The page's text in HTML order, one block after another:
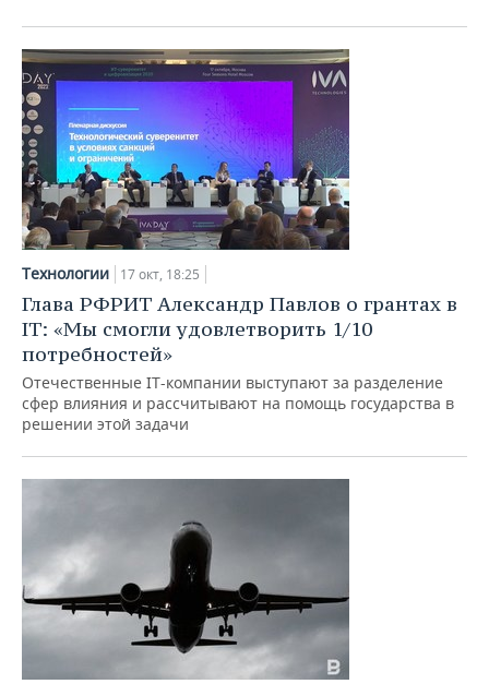
Технологии 17 окт, 18:25
Глава РФРИТ Александр Павлов о грантах в
IT: «Мы смогли удовлетворить 1/10
потребностей»
Отечественные IT-компании выступают за разделение
сфер влияния и рассчитывают на помощь государства в
решении этой задачи